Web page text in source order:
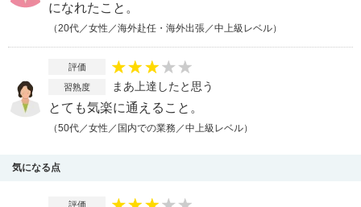
になれたこと。
（20代／女性／海外赴任・海外出張／中上級レベル）
評価
習熟度 まあ上達したと思う
とても気楽に通えること。
（50代／女性／国内での業務／中上級レベル）
気になる点
評価